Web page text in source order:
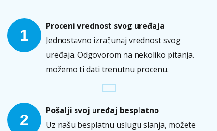
1
Proceni vrednost svog uređaja
Jednostavno izračunaj vrednost svog
uređaja. Odgovorom na nekoliko pitanja,
možemo ti dati trenutnu procenu.
2
Pošalji svoj uređaj besplatno
Uz našu besplatnu uslugu slanja, možete